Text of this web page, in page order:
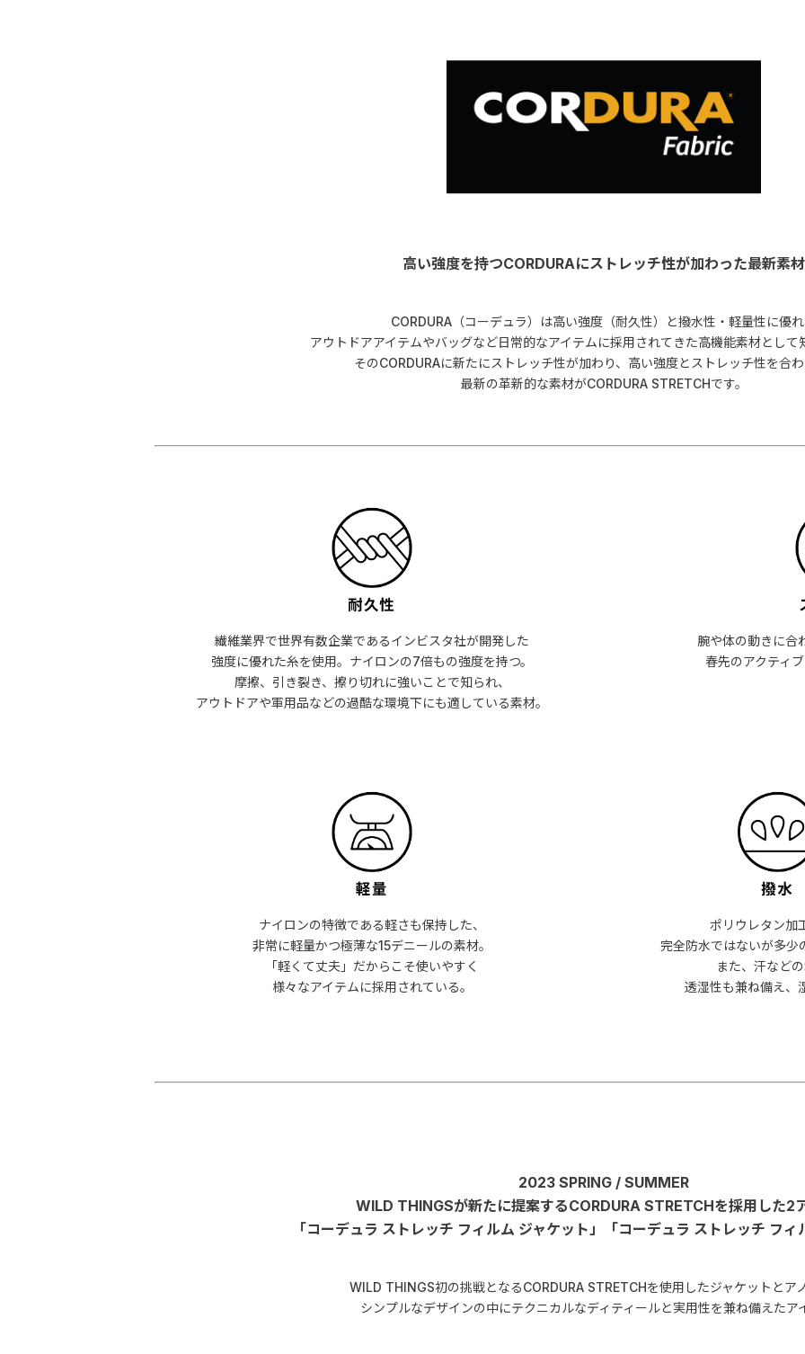
高い強度を持つCORDURAにストレッチ性が加わった最新素材
CORDURA（コーデュラ）は高い強度（耐久性）と撥水性・軽量性に優れ
アウトドアアイテムやバッグなど日常的なアイテムに採用されてきた高機能素材として
そのCORDURAに新たにストレッチ性が加わり、高い強度とストレッチ性を合
最新の革新的な素材がCORDURA STRETCHです。
繊維業界で世界有数企業であるインビスタ社が開発した
強度に優れた糸を使用。ナイロンの7倍もの強度を持つ。
摩擦、引き裂き、擦り切れに強いことで知られ、
アウトドアや軍用品などの過酷な環境下にも適している素材。
腕や体の動きに合
春先のアクティ
ナイロンの特徴である軽さも保持した、
非常に軽量かつ極薄な15デニールの素材。
「軽くて丈夫」だからこそ使いやすく
様々なアイテムに採用されている。
ポリウレタン加
完全防水ではないが多少
また、汗など
透湿性も兼ね備え、
2023 SPRING / SUMMER
WILD THINGSが新たに提案するCORDURA STRETCHを採用した2
「コーデュラ ストレッチ フィルム ジャケット」「コーデュラ ストレッチ フィ
WILD THINGS初の挑戦となるCORDURA STRETCHを使用したジャケットとアノ
シンプルなデザインの中にテクニカルなディティールと実用性を兼ね備えたア